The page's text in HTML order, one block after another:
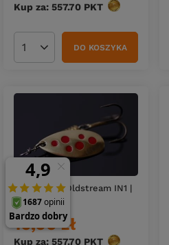
Kup za: 557.70 PKT punktów
Ilość produktówDO KOSZYKA
Obrotówka Oldstream IN1 |
5,5g | N08
16,90 zł
Kup za: 557.70 PKT punktów